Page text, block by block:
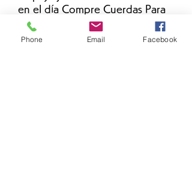
en el día Compre Cuerdas Para
Hacer Ejercicios en cuotas sin
interés! Conozca nuestras
Phone Email Facebook